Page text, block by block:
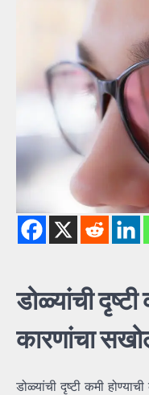
डोळ्यांचीदृष्टी
कारणांचा
डोळ्यांची दृष्टी कमी